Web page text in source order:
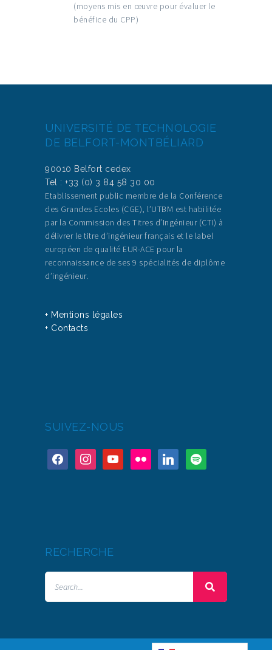
(moyens mis en œuvre pour évaluer le
bénéfice du CPP)
UNIVERSITÉ DE TECHNOLOGIE
DE BELFORT-MONTBÉLIARD
90010 Belfort cedex
Tel : +33 (0) 3 84 58 30 00
Etablissement public membre de la Conférence
des Grandes Ecoles (CGE), l’UTBM est habilitée
par la Commission des Titres d’Ingénieur (CTI) à
délivrer le titre d’ingénieur français et le label
européen de qualité EUR-ACE pour la
reconnaissance de ses 9 spécialités de diplôme
d’ingénieur.
+ Mentions légales
+ Contacts
SUIVEZ-NOUS
RECHERCHE